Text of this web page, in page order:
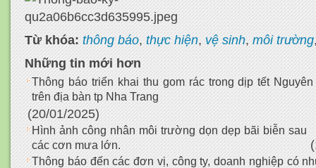
Từ khóa: thông báo, thực hiện, vệ sinh, môi trường
Những tin mới hơn
Thông báo triển khai thu gom rác trong dịp tết
trên địa bàn tp Nha Trang
(20/01/2025)
Hình ảnh công nhân môi trường dọn dẹp bãi biễn sau
các cơn mưa lớn.
Thông báo đến các đơn vị, công ty, doanh nghiệp có